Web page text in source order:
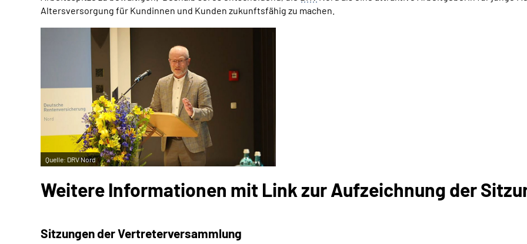
Altersversorgung für Kundinnen und Kunden zukunftsfähig zu machen.
Quelle: DRV Nord
Weitere Informationen mit Link zur Aufzeichnung der
Sitzungen der Vertreterversammlung